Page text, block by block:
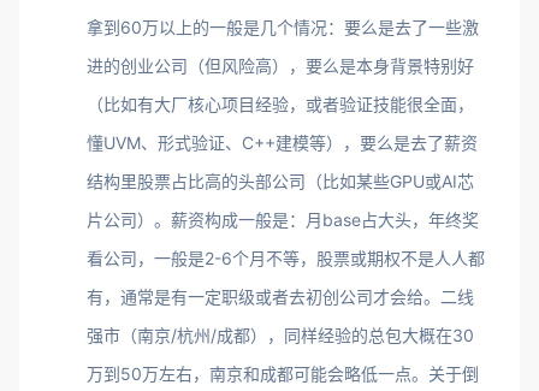
拿到60万以上的一般是几个情况：要么是去了一些激
进的创业公司（但风险高），要么是本身背景特别好
（比如有大厂核心项目经验，或者验证技能很全面，
懂UVM、形式验证、C++建模等），要么是去了薪资
结构里股票占比高的头部公司（比如某些GPU或AI芯
片公司）。薪资构成一般是：月base占大头，年终奖
看公司，一般是2-6个月不等，股票或期权不是人人都
有，通常是有一定职级或者去初创公司才会给。二线
强市（南京/杭州/成都），同样经验的总包大概在30
万到50万左右，南京和成都可能会略低一点。关于倒